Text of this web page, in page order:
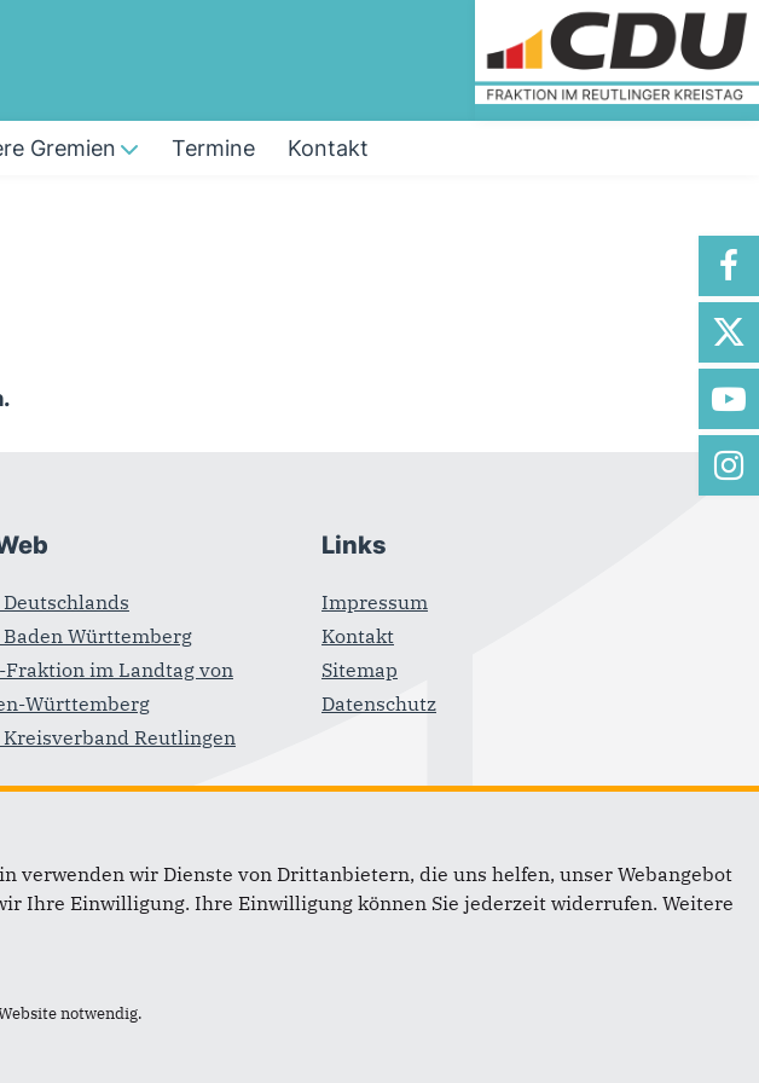
Gremien Termine Kontakt
Deutschlands
Baden Württemberg
Fraktion im Landtag von
Württemberg
Kreisverband Reutlingen
Links
Impressum
Kontakt
Sitemap
Datenschutz
©2026 CDU-Fraktion im Reutlinger Kreistag
verwenden wir Dienste von Drittanbietern, die uns helfen, unser Webangebot
Ihre Einwilligung. Ihre Einwilligung können Sie jederzeit widerrufen. Weitere
notwendig.